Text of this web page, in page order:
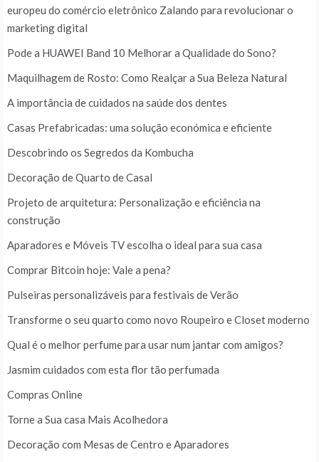
europeu do comércio eletrônico Zalando para revolucionar o
marketing digital
Pode a HUAWEI Band 10 Melhorar a Qualidade do Sono?
Maquilhagem de Rosto: Como Realçar a Sua Beleza Natural
A importância de cuidados na saúde dos dentes
Casas Prefabricadas: uma solução económica e eficiente
Descobrindo os Segredos da Kombucha
Decoração de Quarto de Casal
Projeto de arquitetura: Personalização e eficiência na
construção
Aparadores e Móveis TV escolha o ideal para sua casa
Comprar Bitcoin hoje: Vale a pena?
Pulseiras personalizáveis para festivais de Verão
Transforme o seu quarto como novo Roupeiro e Closet moderno
Qual é o melhor perfume para usar num jantar com amigos?
Jasmim cuidados com esta flor tão perfumada
Compras Online
Torne a Sua casa Mais Acolhedora
Decoração com Mesas de Centro e Aparadores